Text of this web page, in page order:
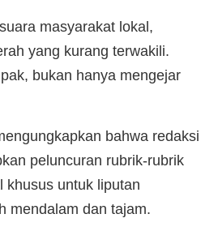
masyarakat lokal,
yang kurang terwakili.
bukan hanya mengejar
bahwa redaksi
peluncuran rubrik-rubrik
khusus untuk liputan
mendalam dan tajam.